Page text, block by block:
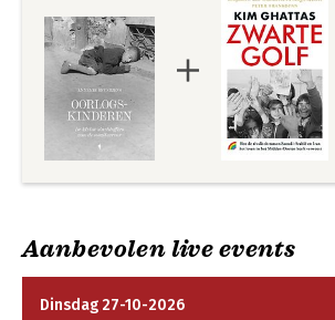
Aanbevolen live events
Dinsdag 27-10-2026